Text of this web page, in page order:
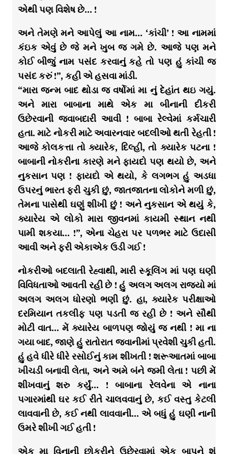
એથી પણ વિશેષ છે… !
અને તેમણે મને આપેલું આ નામ… ‘કાંચી’ ! આ નામમાં
કંઇક એવું છે જે મને ખુબ જ ગમે છે. આજે પણ મને
કોઈ બીજું નામ પસંદ કરવાનું કહે તો પણ હું કાંચી જ
પસંદ કરું !”, કહી એ હસવા માંડી.
“મારા જન્મ બાદ થોડા જ વર્ષોમાં મા નું દેહાંત થઇ ગયું.
અને મારા બાબાના માથે એક મા બીનાની દીકરી
ઉછેરવાની જવાબદારી આવી ! બાબા રેલ્વેમાં કર્મચારી
હતા. માટે નોકરી માટે અવારનવાર બદલીઓ થતી રેહતી !
આજે કોલકત્તા તો ક્યારેક, દિલ્હી, તો ક્યારેક પટના !
બાબાની નોકરીના કારણે મને ફાયદો પણ થયો છે, અને
નુકસાન પણ ! ફાયદો એ થયો, કે લગભગ હું અડધા
ઉપરનું ભારત ફરી ચુકી છું, જાતજાતના લોકોને મળી છું,
તેમના પાસેથી ઘણું શીખી છું ! અને નુકસાન એ થયું કે,
ક્યારેય એ લોકો મારા જીવનમાં કાયમી સ્થાન નથી
પામી શકયા… !”, એના ચેહરા પર પળભર માટે ઉદાસી
આવી અને ફરી એકાએક ઉડી ગઈ !
નોકરીઓ બદલાતી રેહ્વાથી, મારી સ્કૂલિંગ માં પણ ઘણી
વિવિધતાઓ આવતી રહી છે ! હું અલગ અલગ રાજ્યો માં
અલગ અલગ ધોરણો ભણી છું. હા, ક્યારેક પરીક્ષાઓ
દરમિયાન તકલીફ પણ પડતી જ રહી છે ! અને સૌથી
મોટી વાત… મેં ક્યારેય બાળપણ જોયું જ નથી ! મા ના
ગયા બાદ, જાણે હું રાતોરાત જવાનીમાં પ્રવેશી ચુકી હતી.
હું હવે ધીરે ધીરે રસોઈનું કામ શીખતી ! શરૂઆતમાં બાબા
ખીચડી બનાવી લેતા, અને અમે બંને જમી લેતા ! પછી મેં
શીખવાનું શરુ કર્યું… ! બાબાના રેલવેના એ નાના
પગારમાંથી ઘર કઈ રીતે ચાલવવાનું છે, કઈ વસ્તુ કેટલી
લાવવાની છે, કઈ નથી લાવવાની… એ બધું હું ઘણી નાની
ઉમરે શીખી ગઈ હતી !
એક મા વિનાની છોકરીને ઉછેરવામાં એક બાપને શું